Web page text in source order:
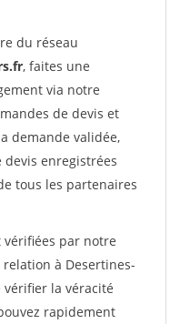
du réseau
, faites une
via notre
de devis et
demande validée,
devis enregistrées
tous les partenaires
vérifiées par notre
à Desertines-
la véracité
rapidement